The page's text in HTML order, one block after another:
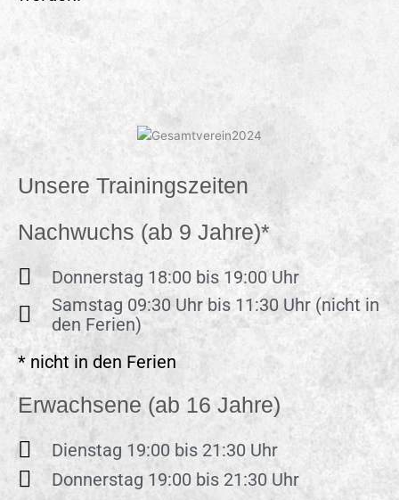
Unsere Trainingszeiten
Nachwuchs (ab 9 Jahre)*
Donnerstag 18:00 bis 19:00 Uhr
Samstag 09:30 Uhr bis 11:30 Uhr (nicht in
den Ferien)
* nicht in den Ferien
Erwachsene (ab 16 Jahre)
Dienstag 19:00 bis 21:30 Uhr
Donnerstag 19:00 bis 21:30 Uhr